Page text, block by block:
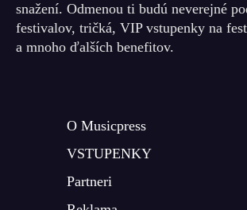
snažení. Odmenou ti budú neverejné
festivalov, tričká, VIP vstupenky na
a mnoho ďalších benefitov.
O Musicpress
VSTUPENKY
Partneri